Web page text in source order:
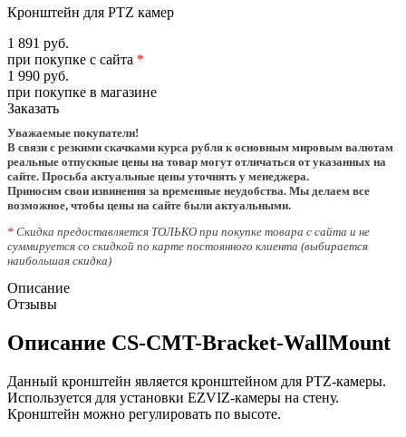
Кронштейн для PTZ камер
1 891 руб.
при покупке с сайта *
1 990 руб.
при покупке в магазине
Заказать
Уважаемые покупатели!
В связи с резкими скачками курса рубля к основным мировым валютам
реальные отпускные цены на товар могут отличаться от указанных на
сайте. Просьба актуальные цены уточнять у менеджера.
Приносим свои извинения за временные неудобства. Мы делаем все
возможное, чтобы цены на сайте были актуальными.
* Скидка предоставляется ТОЛЬКО при покупке товара с сайта и не
суммируется со скидкой по карте постоянного клиента (выбирается
наибольшая скидка)
Описание
Отзывы
Описание CS-CMT-Bracket-WallMount
Данный кронштейн является кронштейном для PTZ-камеры.
Используется для установки EZVIZ-камеры на стену.
Кронштейн можно регулировать по высоте.